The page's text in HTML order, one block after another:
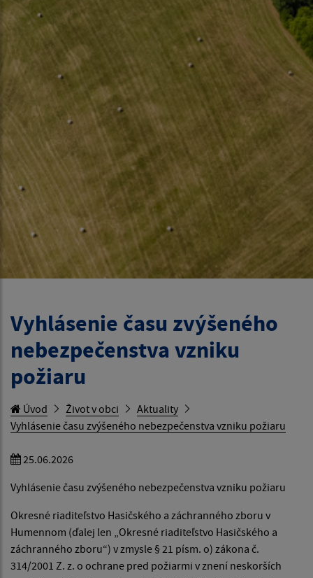
Vyhlásenie času zvýšeného
nebezpečenstva vzniku
požiaru
Úvod Život v obci
Aktuality
Vyhlásenie času zvýšeného nebezpečenstva vzniku požiaru
25.06.2026
Vyhlásenie času zvýšeného nebezpečenstva vzniku požiaru
Okresné riaditeľstvo Hasičského a záchranného zboru v
Humennom (ďalej len „Okresné riaditeľstvo Hasičského a
záchranného zboru“) v zmysle § 21 písm. o) zákona č.
314/2001 Z. z. o ochrane pred požiarmi v znení neskorších